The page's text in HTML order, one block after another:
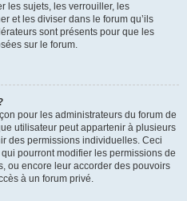
les sujets, les verrouiller, les
et les diviser dans le forum qu’ils
sont présents pour que les
sur le forum.
pour les administrateurs du forum de
utilisateur peut appartenir à plusieurs
des permissions individuelles. Ceci
pourront modifier les permissions de
ou encore leur accorder des pouvoirs
à un forum privé.